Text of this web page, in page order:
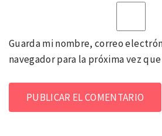
Guarda mi nombre, correo
navegador para la próxima vez